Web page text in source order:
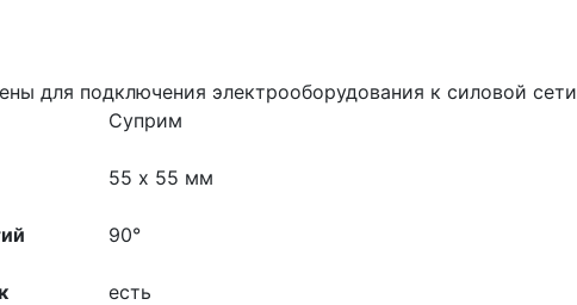
для подключения электрооборудования к силовой сети
Суприм
55 х 55 мм
90°
есть